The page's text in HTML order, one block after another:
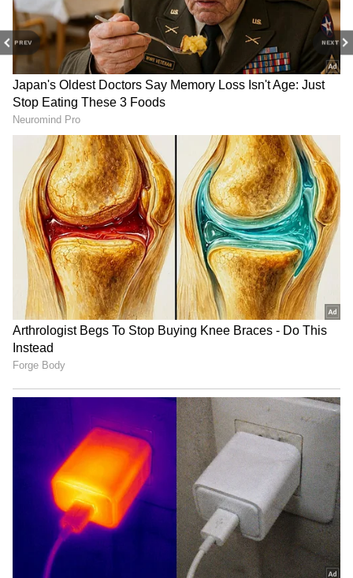
PREV NEXT
செய்ய வேண்டும்.
Gut Health: குடல் ஆரோக்கியத்தை
மேம்படுத்த உதவும் 7 விஷயங்கள்!
Summer Health: கோடைக்காலத்தில்
வெறும் வயிற்றுடன் வெளியே
போகாதீர்கள் – ஏன் தெரியுமா?